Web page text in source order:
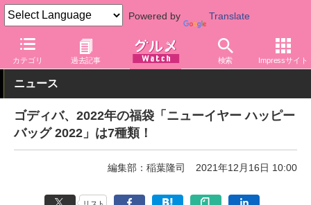
Powered by Translate
カテゴリ 過去記事 検索 Impressサイト
グルメ Watch 菓子・スイーツ チョコレート
ニュース
ゴディバ、2022年の福袋「ニューイヤー ハッピー
バッグ 2022」は7種類！
編集部：稲葉隆司 2021年12月16日 10:00